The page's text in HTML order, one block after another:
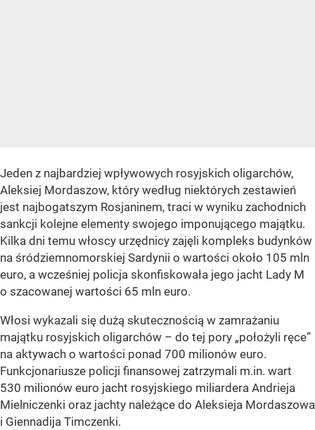
Jeden z najbardziej wpływowych rosyjskich oligarchów,
Aleksiej Mordaszow, który według niektórych zestawień
jest najbogatszym Rosjaninem, traci w wyniku zachodnich
sankcji kolejne elementy swojego imponującego majątku.
Kilka dni temu włoscy urzędnicy zajęli kompleks budynków
na śródziemnomorskiej Sardynii o wartości około 105 mln
euro, a wcześniej policja skonfiskowała jego jacht Lady M
o szacowanej wartości 65 mln euro.
Włosi wykazali się dużą skutecznością w zamrażaniu
majątku rosyjskich oligarchów – do tej pory „położyli ręce”
na aktywach o wartości ponad 700 milionów euro.
Funkcjonariusze policji finansowej zatrzymali m.in. wart
530 milionów euro jacht rosyjskiego miliardera Andrieja
Mielniczenki oraz jachty należące do Aleksieja Mordaszowa
i Giennadija Timczenki.